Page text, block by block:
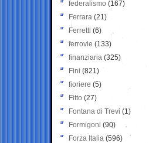
federalismo (167)
Ferrara (21)
Ferretti (6)
ferrovie (133)
finanziaria (325)
Fini (821)
fioriere (5)
Fitto (27)
Fontana di Trevi (1)
Formigoni (90)
Forza Italia (596)